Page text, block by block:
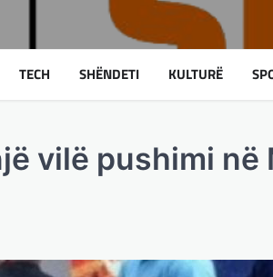
TECH SHËNDETI KULTURË
vilë pushimi në